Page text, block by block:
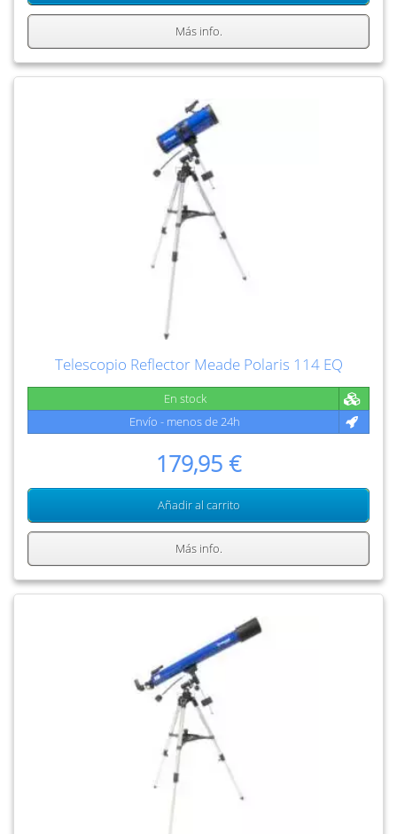
Más info.
Telescopio Reflector Meade Polaris 114 EQ
En stock
Envío - menos de 24h
179,95 €
Añadir al carrito
Más info.